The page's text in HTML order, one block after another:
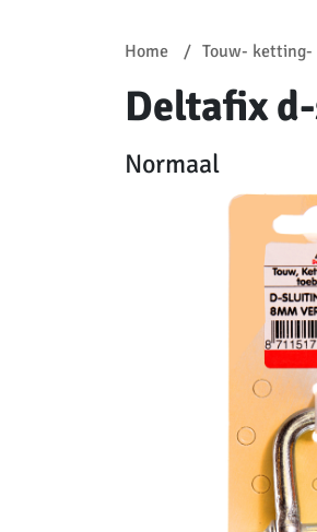
Home Touw- ketting-
Deltafix
Normaal